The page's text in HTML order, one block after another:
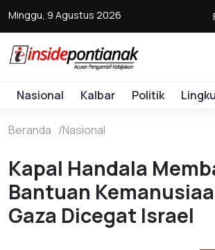
Minggu, 9 Agustus 2026
Nasional Kalbar Politik
Beranda Nasional
Kapal Handala
Bantuan
Gaza Dicegat Israel